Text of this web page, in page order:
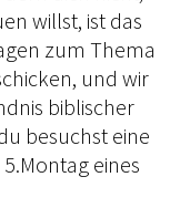
willst, ist das
zum Thema
und wir
biblischer
besuchst eine
eines